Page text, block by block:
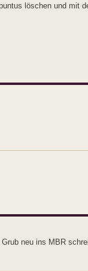
löschen und mit
neu ins MBR